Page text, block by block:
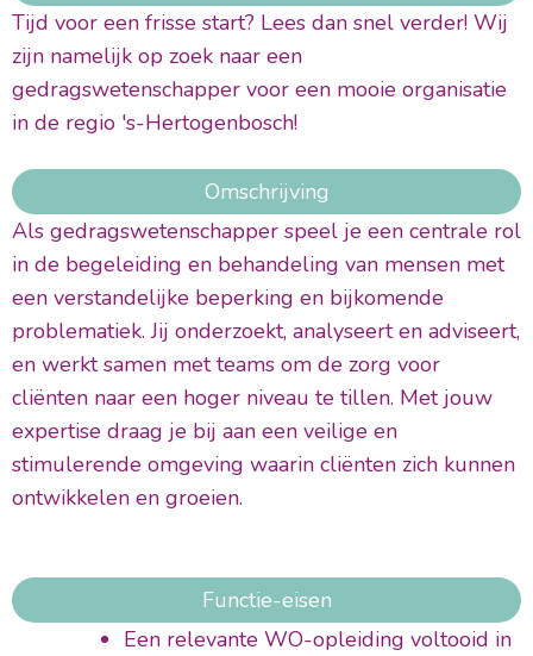
Tijd voor een frisse start? Lees dan snel verder! Wij
zijn namelijk op zoek naar een
gedragswetenschapper voor een mooie organisatie
in de regio 's-Hertogenbosch!
Omschrijving
Als gedragswetenschapper speel je een centrale rol
in de begeleiding en behandeling van mensen met
een verstandelijke beperking en bijkomende
problematiek. Jij onderzoekt, analyseert en adviseert,
en werkt samen met teams om de zorg voor
cliënten naar een hoger niveau te tillen. Met jouw
expertise draag je bij aan een veilige en
stimulerende omgeving waarin cliënten zich kunnen
ontwikkelen en groeien.
Functie-eisen
Een relevante WO-opleiding voltooid in